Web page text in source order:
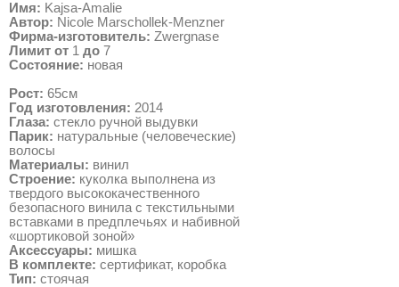
Имя: Kajsa-Amalie
Автор: Nicole Marschollek-Menzner
Фирма-изготовитель: Zwergnase
Лимит от 1 до 7
Состояние: новая
Рост: 65см
Год изготовления: 2014
Глаза: стекло ручной выдувки
Парик: натуральные (человеческие)
волосы
Материалы: винил
Строение: куколка выполнена из
твердого высококачественного
безопасного винила с текстильными
вставками в предплечьях и набивной
«шортиковой зоной»
Аксессуары: мишка
В комплекте: сертификат, коробка
Тип: стоячая